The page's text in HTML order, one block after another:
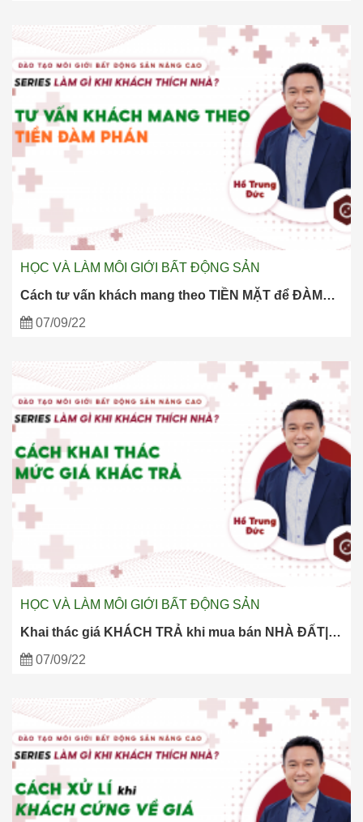
HỌC VÀ LÀM MÔI GIỚI BẤT ĐỘNG SẢN
Cách tư vấn khách mang theo TIỀN MẶT để ĐÀM…
07/09/22
HỌC VÀ LÀM MÔI GIỚI BẤT ĐỘNG SẢN
Khai thác giá KHÁCH TRẢ khi mua bán NHÀ ĐẤT|…
07/09/22